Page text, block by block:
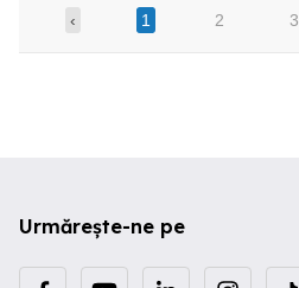
‹ 1 2 3
Urmărește-ne pe